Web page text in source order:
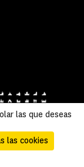
las que deseas
las cookies